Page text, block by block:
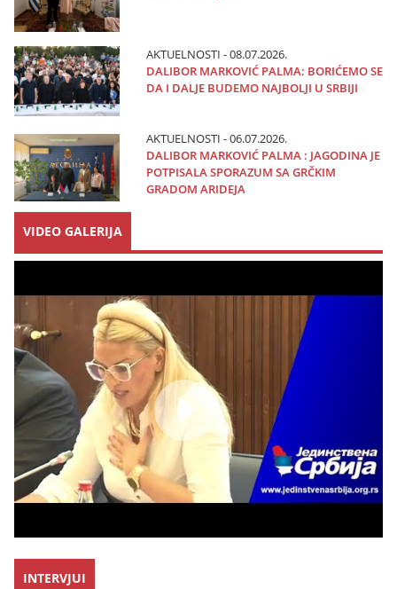
AKTUELNOSTI - 08.07.2026.
DALIBOR MARKOVIĆ PALMA: BORIĆEMO SE
DA I DALJE BUDEMO NAJBOLJI U SRBIJI
AKTUELNOSTI - 06.07.2026.
DALIBOR MARKOVIĆ PALMA : JAGODINA JE
POTPISALA SPORAZUM SA GRČKIM
GRADOM ARIDEJA
VIDEO GALERIJA
INTERVJUI